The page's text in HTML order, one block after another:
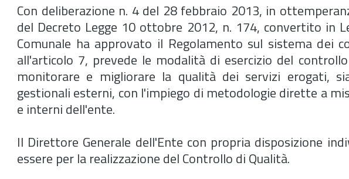
Con deliberazione n. 4 del 28 febbraio 2013, in
del Decreto Legge 10 ottobre 2012, n. 174, convertito in
Comunale ha approvato il Regolamento sul sistema dei
all'articolo 7, prevede le modalità di esercizio del
monitorare e migliorare la qualità dei servizi erogati,
gestionali esterni, con l'impiego di metodologie dirette a
e interni dell'ente.
Il Direttore Generale dell'Ente con propria disposizione
essere per la realizzazione del Controllo di Qualità.